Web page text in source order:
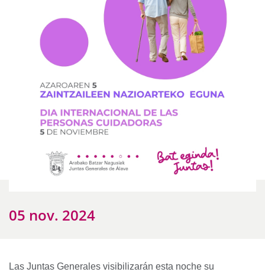
05 nov. 2024
Las Juntas Generales visibilizarán esta noche su